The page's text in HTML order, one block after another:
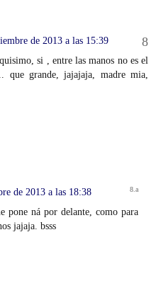
de 2013 a las 15:39
si , entre las manos no es el
que grande, jajajaja, madre mia,
de 2013 a las 18:38
pone ná por delante, como para
jajaja. bsss